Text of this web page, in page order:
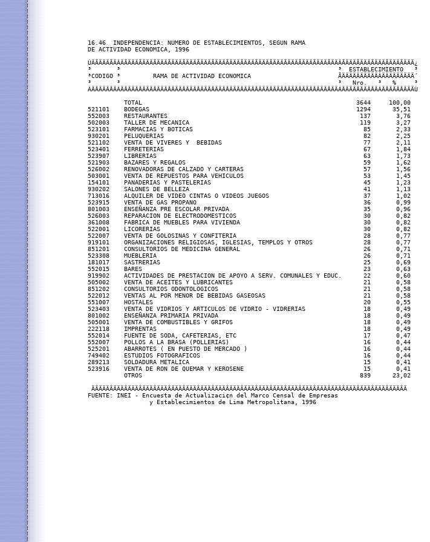
16.46  INDEPENDENCIA: NUMERO DE ESTABLECIMIENTOS, SEGUN RAMA
DE ACTIVIDAD ECONOMICA, 1996
ÚÄÄÄÄÄÄÄÂÄÄÄÄÄÄÄÄÄÄÄÄÄÄÄÄÄÄÄÄÄÄÄÄÄÄÄÄÄÄÄÄÄÄÄÄÄÄÄÄÄÄÄÄÄÄÄÄÄÄÄÄÄÄÄÄÄÄÄÄÂÄÄÄÄÄÄÄÄÄÄÄÄÄÄÄÄÄÄÄÄ¿
³       ³                                                            ³  ESTABLECIMIENTO   ³
³CODIGO ³         RAMA DE ACTIVIDAD ECONOMICA                        ÃÄÄÄÄÄÄÄÄÄÄÂÄÄÄÄÄÄÄÄÄ´
³       ³                                                            ³   Nro.   ³   %     ³
ÀÄÄÄÄÄÄÄÁÄÄÄÄÄÄÄÄÄÄÄÄÄÄÄÄÄÄÄÄÄÄÄÄÄÄÄÄÄÄÄÄÄÄÄÄÄÄÄÄÄÄÄÄÄÄÄÄÄÄÄÄÄÄÄÄÄÄÄÄÁÄÄÄÄÄÄÄÄÄÄÁÄÄÄÄÄÄÄÄÄÙ
          TOTAL                                                           3644     100,00
521101    BODEGAS                                                         1294      35,51
552003    RESTAURANTES                                                     137       3,76
502003    TALLER DE MECANICA                                               119       3,27
523101    FARMACIAS Y BOTICAS                                               85       2,33
930201    PELUQUERIAS                                                       82       2,25
521102    VENTA DE VIVERES Y  BEBIDAS                                       77       2,11
523401    FERRETERIAS                                                       67       1,84
523907    LIBRERIAS                                                         63       1,73
521903    BAZARES Y REGALOS                                                 59       1,62
526002    RENOVADORAS DE CALZADO Y CARTERAS                                 57       1,56
503001    VENTA DE REPUESTOS PARA VEHICULOS                                 53       1,45
154101    PANADERIAS Y PASTELERIAS                                          45       1,23
930202    SALONES DE BELLEZA                                                41       1,13
713016    ALQUILER DE VIDEO CINTAS O VIDEOS JUEGOS                          37       1,02
523915    VENTA DE GAS PROPANO                                              36       0,99
801003    ENSEÑANZA PRE ESCOLAR PRIVADA                                     35       0,96
526003    REPARACION DE ELECTRODOMESTICOS                                   30       0,82
361008    FABRICA DE MUEBLES PARA VIVIENDA                                  30       0,82
522001    LICORERIAS                                                        30       0,82
522007    VENTA DE GOLOSINAS Y CONFITERIA                                   28       0,77
919101    ORGANIZACIONES RELIGIOSAS, IGLESIAS, TEMPLOS Y OTROS              28       0,77
851201    CONSULTORIOS DE MEDICINA GENERAL                                  26       0,71
523308    MUEBLERIA                                                         26       0,71
181017    SASTRERIAS                                                        25       0,69
552015    BARES                                                             23       0,63
919902    ACTIVIDADES DE PRESTACION DE APOYO A SERV. COMUNALES Y EDUC.      22       0,60
505002    VENTA DE ACEITES Y LUBRICANTES                                    21       0,58
851202    CONSULTORIOS ODONTOLOGICOS                                        21       0,58
522012    VENTAS AL POR MENOR DE BEBIDAS GASEOSAS                           21       0,58
551007    HOSTALES                                                          20       0,55
523403    VENTA DE VIDRIOS Y ARTICULOS DE VIDRIO - VIDRERIAS                18       0,49
801002    ENSEÑANZA PRIMARIA PRIVADA                                        18       0,49
505001    VENTA DE COMBUSTIBLES Y GRIFOS                                    18       0,49
222118    IMPRENTAS                                                         18       0,49
552014    FUENTE DE SODA, CAFETERIAS, ETC                                   17       0,47
552007    POLLOS A LA BRASA (POLLERIAS)                                     16       0,44
525201    ABARROTES ( EN PUESTO DE MERCADO )                                16       0,44
749402    ESTUDIOS FOTOGRAFICOS                                             16       0,44
289213    SOLDADURA METALICA                                                15       0,41
523916    VENTA DE RON DE QUEMAR Y KEROSENE                                 15       0,41
          OTROS                                                            839      23,02
ÄÄÄÄÄÄÄÄÄÄÄÄÄÄÄÄÄÄÄÄÄÄÄÄÄÄÄÄÄÄÄÄÄÄÄÄÄÄÄÄÄÄÄÄÄÄÄÄÄÄÄÄÄÄÄÄÄÄÄÄÄÄÄÄÄÄÄÄÄÄÄÄÄÄÄÄÄÄÄÄÄÄÄÄÄÄÄ
FUENTE: INEI - Encuesta de Actualizaci¢n del Marco Censal de Empresas